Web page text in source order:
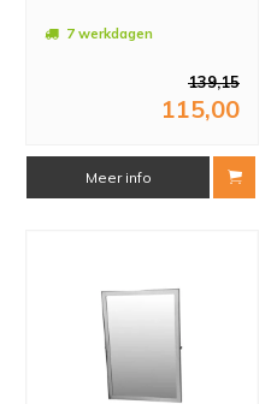
7 werkdagen
139,15
115,00
Meer info